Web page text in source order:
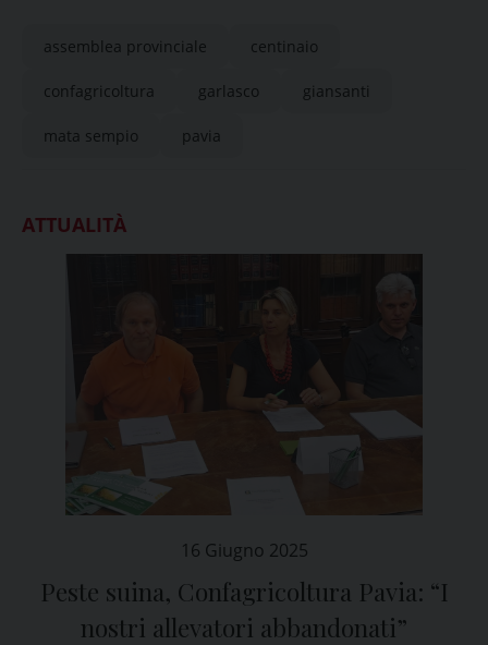
assemblea provinciale centinaio
confagricoltura garlasco giansanti
mata sempio pavia
ATTUALITÀ
16 Giugno 2025
Peste suina, Confagricoltura Pavia: “I
nostri allevatori abbandonati”